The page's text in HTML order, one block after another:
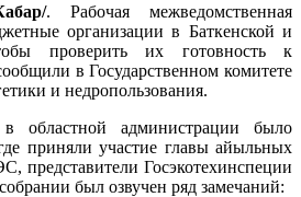
. Рабочая межведомственная
организации в Баткенской и
проверить их готовность к
в Государственном комитете
и недропользования.
областной администрации было
приняли участие главы айыльных
представители Госэкотехинспеции
был озвучен ряд замечаний: